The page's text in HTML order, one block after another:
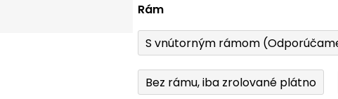
Rám
S vnútorným rámom
Bez rámu, iba zrolované plátno